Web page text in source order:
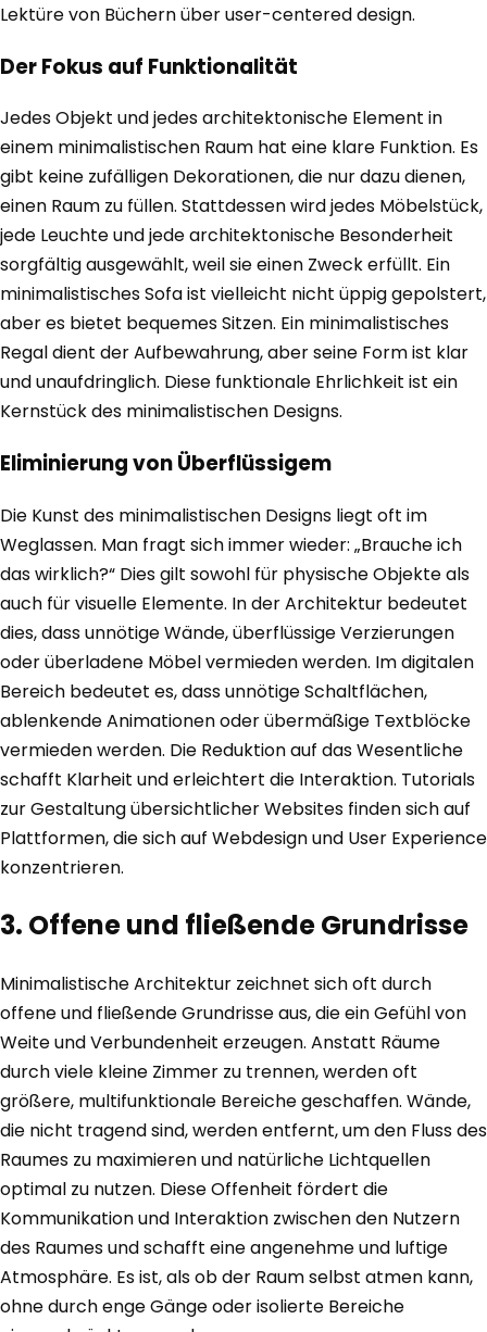
Lektüre von Büchern über user-centered design.
Der Fokus auf Funktionalität
Jedes Objekt und jedes architektonische Element in
einem minimalistischen Raum hat eine klare Funktion. Es
gibt keine zufälligen Dekorationen, die nur dazu dienen,
einen Raum zu füllen. Stattdessen wird jedes Möbelstück,
jede Leuchte und jede architektonische Besonderheit
sorgfältig ausgewählt, weil sie einen Zweck erfüllt. Ein
minimalistisches Sofa ist vielleicht nicht üppig gepolstert,
aber es bietet bequemes Sitzen. Ein minimalistisches
Regal dient der Aufbewahrung, aber seine Form ist klar
und unaufdringlich. Diese funktionale Ehrlichkeit ist ein
Kernstück des minimalistischen Designs.
Eliminierung von Überflüssigem
Die Kunst des minimalistischen Designs liegt oft im
Weglassen. Man fragt sich immer wieder: „Brauche ich
das wirklich?“ Dies gilt sowohl für physische Objekte als
auch für visuelle Elemente. In der Architektur bedeutet
dies, dass unnötige Wände, überflüssige Verzierungen
oder überladene Möbel vermieden werden. Im digitalen
Bereich bedeutet es, dass unnötige Schaltflächen,
ablenkende Animationen oder übermäßige Textblöcke
vermieden werden. Die Reduktion auf das Wesentliche
schafft Klarheit und erleichtert die Interaktion. Tutorials
zur Gestaltung übersichtlicher Websites finden sich auf
Plattformen, die sich auf Webdesign und User Experience
konzentrieren.
3. Offene und fließende Grundrisse
Minimalistische Architektur zeichnet sich oft durch
offene und fließende Grundrisse aus, die ein Gefühl von
Weite und Verbundenheit erzeugen. Anstatt Räume
durch viele kleine Zimmer zu trennen, werden oft
größere, multifunktionale Bereiche geschaffen. Wände,
die nicht tragend sind, werden entfernt, um den Fluss des
Raumes zu maximieren und natürliche Lichtquellen
optimal zu nutzen. Diese Offenheit fördert die
Kommunikation und Interaktion zwischen den Nutzern
des Raumes und schafft eine angenehme und luftige
Atmosphäre. Es ist, als ob der Raum selbst atmen kann,
ohne durch enge Gänge oder isolierte Bereiche